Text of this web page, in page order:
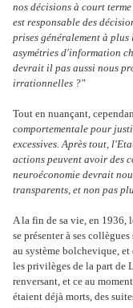
nos décisions à court
est responsable des
prises généralement à plus
asymétries d'information
devrait il pas aussi nous
irrationnelles ?"
Tout en nuançant,
comportementale pour
excessives. Après tout,
actions peuvent avoir des
neuroéconomie devrait
transparents, et non pas
A la fin de sa vie, en
se présenter à ses
au système bolchevique,
les privilèges de la part de
renversant, et ce au
étaient déjà morts, des